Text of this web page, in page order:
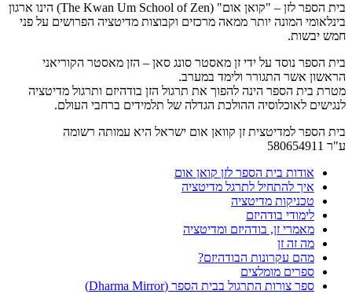
בית הספר לזן – "קואן אום" (The Kwan Um School of Zen) הינו ארגון
בינלאומי המונה יותר ממאה מרכזים וקבוצות מדיטציה הפרושים על פני
חמש יבשות.
בית הספר נוסד על ידי זן מאסטר סונג סאן – הזן מאסטר הקוריאני
הראשון אשר התגורר ולימד במערב.
מטרת בית הספר הינה להפוך את תרגול הזן בודהיזם ותרגול מדיטציה
לנגישים לאוכלוסיה ההולכת הגדלה של תלמידים ברחבי העולם.
בית הספר למדיטצית זן קוואן אום ישראל היא עמותה רשומה
ע"ר 580654911
אודות בית הספר לזן קואן אום
איך להתחיל לתרגל מדיטציה
טכניקות מדיטציה
לימודי בודהיזם
מאמרי זן, בודהיזם ומדיטציה
מה זה זן
מהם עקרונות הבודהיזם?
ספרים מומלצים
ספר צורות התרגול בבית הספר (Dharma Mirror)